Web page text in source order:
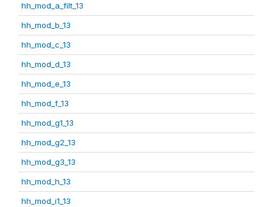
hh_mod_a_filt_13
hh_mod_b_13
hh_mod_c_13
hh_mod_d_13
hh_mod_e_13
hh_mod_f_13
hh_mod_g1_13
hh_mod_g2_13
hh_mod_g3_13
hh_mod_h_13
hh_mod_i1_13